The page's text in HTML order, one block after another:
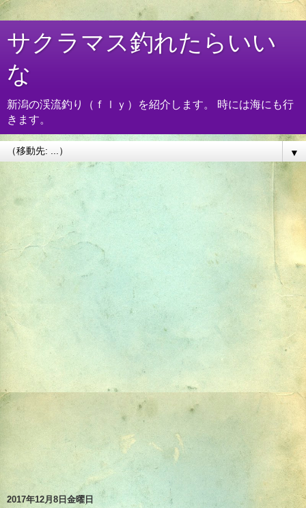
サクラマス釣れたらいい
な
新潟の渓流釣り（ｆｌｙ）を紹介します。 時には海にも行
きます。
▼
2017年12月8日金曜日